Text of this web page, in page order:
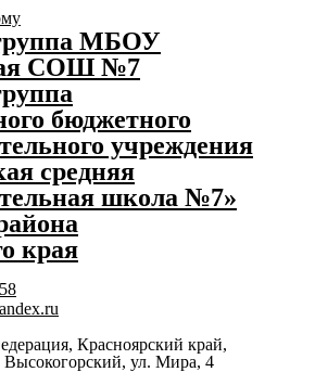
МБОУ
СОШ №7
бюджетного
учреждения
средняя
школа №7»
края
Красноярский край,
ул. Мира, 4